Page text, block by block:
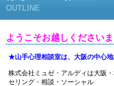
OUTLINE
ようこそお越しください
★山手心理相談室は、大阪の中心地
株式会社ミュゼ・アルディは大阪
セリング・相談・ソーシャル